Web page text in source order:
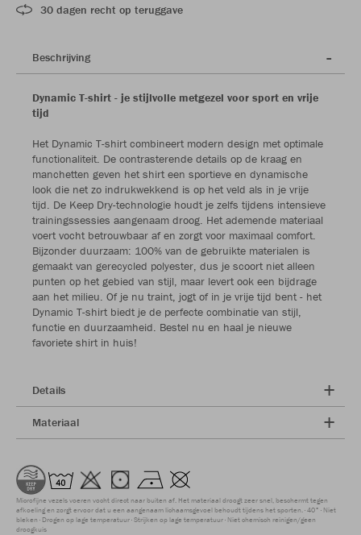
30 dagen recht op teruggave
Beschrijving
Dynamic T-shirt - je stijlvolle metgezel voor sport en vrije
tijd
Het Dynamic T-shirt combineert modern design met optimale
functionaliteit. De contrasterende details op de kraag en
manchetten geven het shirt een sportieve en dynamische
look die net zo indrukwekkend is op het veld als in je vrije
tijd. De Keep Dry-technologie houdt je zelfs tijdens intensieve
trainingssessies aangenaam droog. Het ademende materiaal
voert vocht betrouwbaar af en zorgt voor maximaal comfort.
Bijzonder duurzaam: 100% van de gebruikte materialen is
gemaakt van gerecycled polyester, dus je scoort niet alleen
punten op het gebied van stijl, maar levert ook een bijdrage
aan het milieu. Of je nu traint, jogt of in je vrije tijd bent - het
Dynamic T-shirt biedt je de perfecte combinatie van stijl,
functie en duurzaamheid. Bestel nu en haal je nieuwe
favoriete shirt in huis!
Details
Materiaal
Microfijne vezels voeren vocht direct naar buiten af. Het materiaal droogt zeer snel, beschermt tegen
afkoeling en zorgt ervoor dat u een aangenaam lichaamsgevoel behoudt tijdens het sporten. 40° Niet
bleken Drogen op lage temperatuur Strijken op lage temperatuur Niet chemisch reinigen/geen
droogkuis